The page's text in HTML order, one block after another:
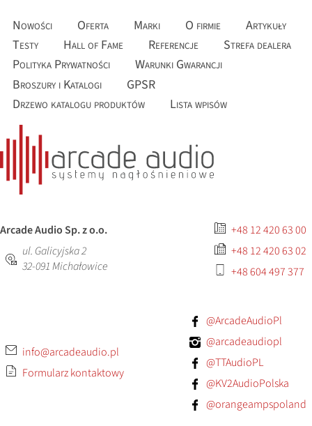
Nowości Oferta Marki O firmie
Artykuły
Testy
Hall of Fame Referencje
Strefa dealera
Polityka Prywatności
Warunki Gwarancji
Broszury i Katalogi
GPSR
Drzewo katalogu produktów
Lista wpisów
Arcade Audio Sp. z o.o.
ul. Galicyjska 2
32-091Michałowice
+48 12 420 63 00
+48 12 420 63 02
+48 604 497 377
info@arcadeaudio.pl
Formularz kontaktowy
@ArcadeAudioPl
@arcadeaudiopl
@TTAudioPL
@KV2AudioPolska
@orangeampspoland